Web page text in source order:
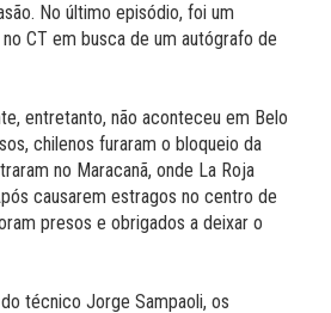
No último episódio, foi um
CT em busca de um autógrafo de
entretanto, não aconteceu em Belo
chilenos furaram o bloqueio da
no Maracanã, onde La Roja
causarem estragos no centro de
presos e obrigados a deixar o
técnico Jorge Sampaoli, os